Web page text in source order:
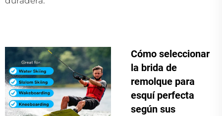
Cómo seleccionar
la brida de
remolque para
esquí perfecta
según sus